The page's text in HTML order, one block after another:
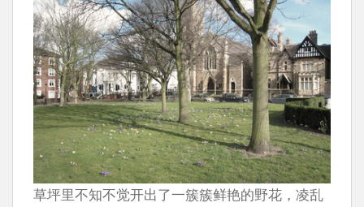
草坪里不知不觉开出了一簇簇鲜艳的野花，凌乱